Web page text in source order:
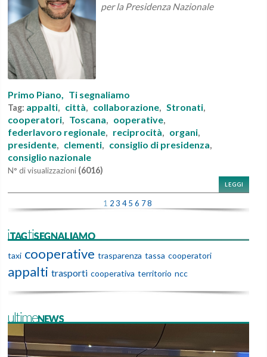
per la Presidenza Nazionale
Primo Piano, Ti segnaliamo
Tag: appalti, città, collaborazione,Stronati,
cooperatori, Toscana, ooperative,
federlavoro regionale, reciprocità, organi,
presidente, clementi, consiglio di presidenza,
consiglio nazionale
N° di visualizzazioni (6016)
LEGGI
1 2 3 45 6 78
iTAGtiSEGNALIAMO
taxi cooperative trasparenza tassa cooperatori
appalti trasporti cooperativa territorio ncc
ultimeNEWS